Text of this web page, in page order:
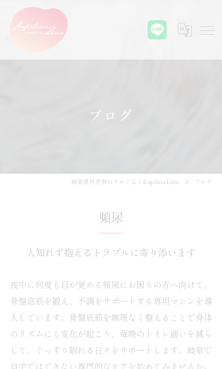
ブログ
岐阜県可児市のサロンならKapilina.Lino ブログ
頻尿
人知れず抱えるトラブルに寄り添います
夜中に何度も目が覚める頻尿にお困りの方へ向けて、
骨盤底筋を鍛え、不調をサポートする専用マシンを導
入しています。骨盤底筋を無理なく整えることで身体
のリズムにも変化が起こり、毎晩のトイレ通いを減ら
して、ぐっすり眠れる日々をサポートします。岐阜で
自宅ではできない専門的なケアを始めてみませんか。